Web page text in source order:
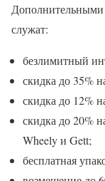
Дополнительными
служат:
безлимитный
скидка до 35%
скидка до 12%
скидка до 20%
Wheely и Gett;
бесплатная